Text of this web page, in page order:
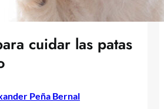
cuidar las patas
Peña Bernal